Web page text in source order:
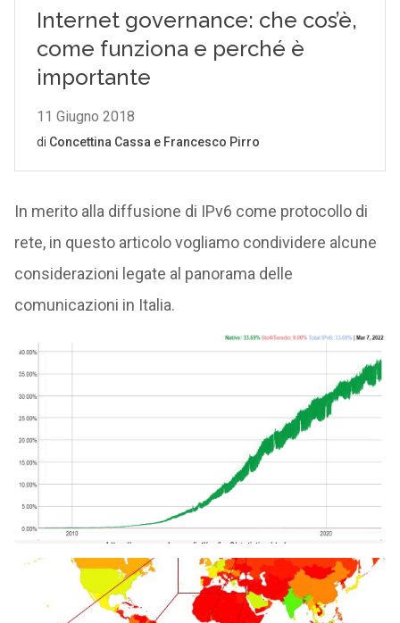
In merito alla diffusione di IPv6 come protocollo di
rete, in questo articolo vogliamo condividere alcune
considerazioni legate al panorama delle
comunicazioni in Italia.